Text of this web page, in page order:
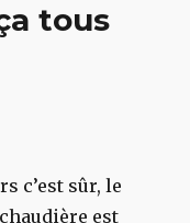
Mercurio
tous
c’est sûr, le
est